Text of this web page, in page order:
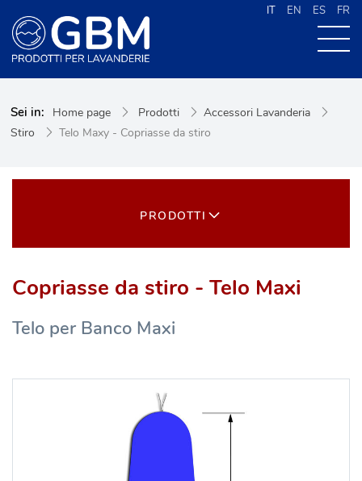
IT EN ES FR
PRODOTTI
CONTATTI
Sei in: Home page Prodotti
Accessori Lavanderia
Stiro
Telo Maxy - Copriasse da stiro
PRODOTTI
Copriasse da stiro - Telo Maxi
Telo per Banco Maxi